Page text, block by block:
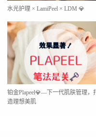
水光护理 × LamiPeel × LDM 💎
铂金Plapeel💎—下一代肌肤管理，打
造理想美肌